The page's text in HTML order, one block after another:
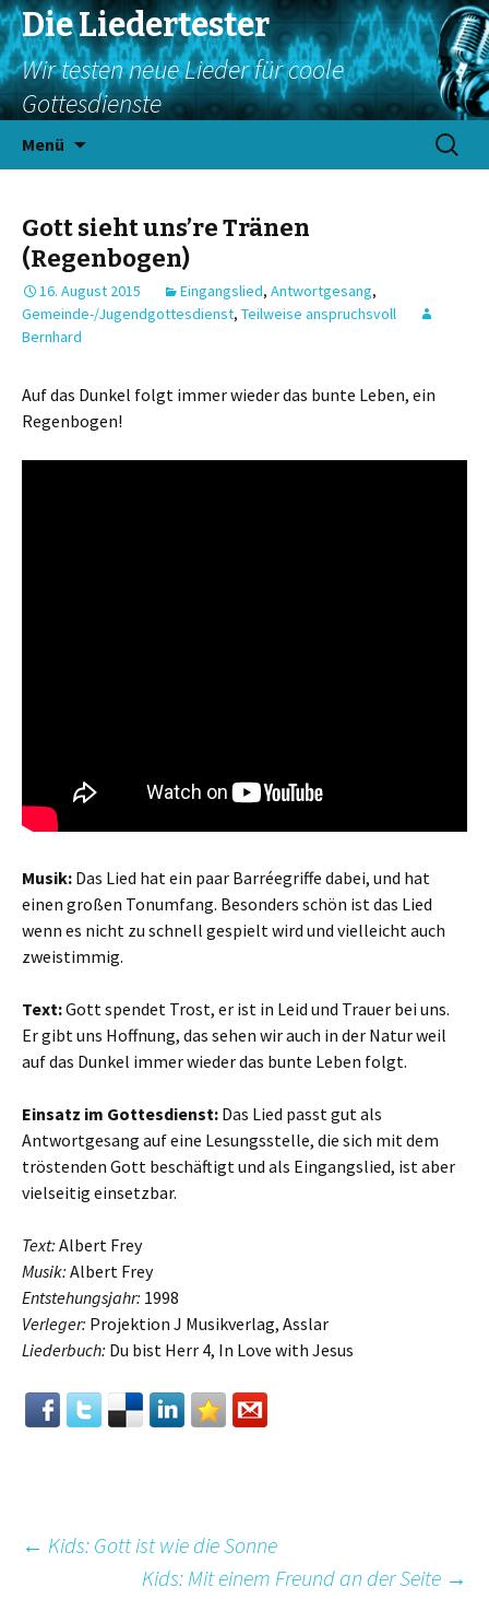
Die Liedertester
Wir testen neue Lieder für coole
Gottesdienste
Menü
Suchen
nach:
Gott sieht uns’re Tränen
(Regenbogen)
16. August 2015 Eingangslied, Antwortgesang,
Gemeinde-/Jugendgottesdienst, Teilweise anspruchsvoll
Bernhard
Auf das Dunkel folgt immer wieder das bunte Leben, ein
Regenbogen!
Musik: Das Lied hat ein paar Barréegriffe dabei, und hat
einen großen Tonumfang. Besonders schön ist das Lied
wenn es nicht zu schnell gespielt wird und vielleicht auch
zweistimmig.
Text:Gott spendet Trost, er ist in Leid und Trauer bei uns.
Er gibt uns Hoffnung, das sehen wir auch in der Natur weil
auf das Dunkel immer wieder das bunte Leben folgt.
Einsatz im Gottesdienst: Das Lied passt gut als
Antwortgesang auf eine Lesungsstelle, die sich mit dem
tröstenden Gott beschäftigt und als Eingangslied, ist aber
vielseitig einsetzbar.
Text: Albert Frey
Musik: Albert Frey
Entstehungsjahr: 1998
Verleger: Projektion J Musikverlag, Asslar
Liederbuch: Du bist Herr 4, In Love with Jesus
Beitrags-
← Kids: Gott ist wie die Sonne
Kids: Mit einem Freund an der Seite →